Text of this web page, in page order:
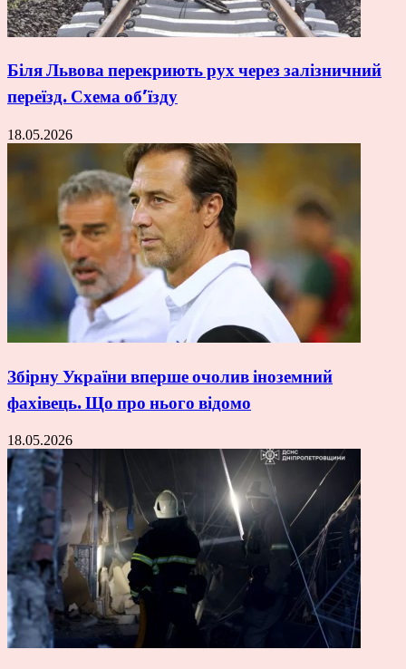
Біля Львова перекриють рух через залізничний
переїзд. Схема об’їзду
18.05.2026
Збірну України вперше очолив іноземний
фахівець. Що про нього відомо
18.05.2026